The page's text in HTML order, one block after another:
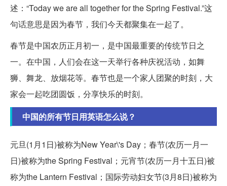
述：“Today we are all together for the Spring Festival.”这
句话意思是因为春节，我们今天都聚集在一起了。
春节是中国农历正月初一，是中国最重要的传统节日之
一。在中国，人们会在这一天举行各种庆祝活动，如舞
狮、舞龙、放烟花等。春节也是一个家人团聚的时刻，大
家会一起吃团圆饭，分享快乐的时刻。
中国的所有节日用英语怎么说？
元旦(1月1日)被称为New Year\'s Day；春节(农历一月一
日)被称为the Spring Festival；元宵节(农历一月十五日)被
称为the Lantern Festival；国际劳动妇女节(3月8日)被称为